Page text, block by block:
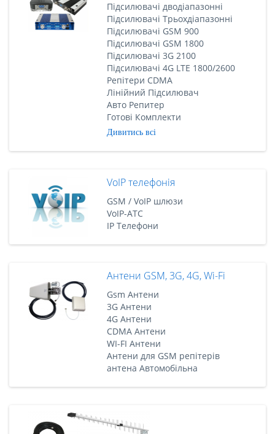
Підсилювачі дводіапазонні
Підсилювачі Трьохдіапазонні
Підсилювачі GSM 900
Підсилювачі GSM 1800
Підсилювачі 3G 2100
Підсилювачі 4G LTE 1800/2600
Репітери CDMA
Лінійний Підсилювач
Авто Репитер
Готові Комплекти
Дивитись всі
VoIP телефонія
GSM / VoIP шлюзи
VoIP-АТС
IP Телефони
Антени GSM, 3G, 4G, Wi-Fi
Gsm Антени
3G Антени
4G Антени
CDMA Антени
WI-FI Антени
Антени для GSM репітерів
антена Автомобільна